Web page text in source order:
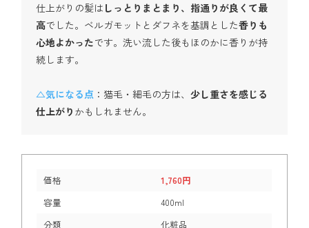
仕上がりの髪は しっとりまとまり、指通りが良くて最
高でした。ベルガモットとダフネを基調とした香りも
心地よかったです。洗い流した後もほのかに香りが持
続します。
△気になる点 ：猫毛・細毛の方は、少し重さを感じる
仕上がり かもしれません。
価格
1,760円
容量
400ml
分類
化粧品